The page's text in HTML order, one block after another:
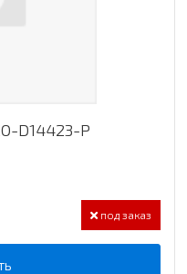
D14423-P
под заказ